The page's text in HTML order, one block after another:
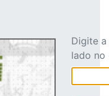
Digite
lado no